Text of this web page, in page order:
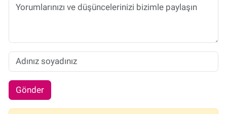
Gönder